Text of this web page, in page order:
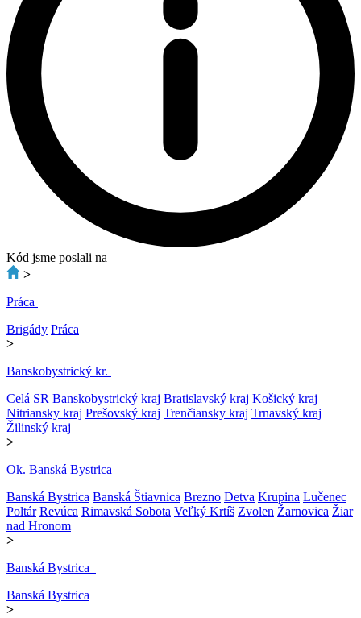
Kód jsme poslali na
>
Práca
Brigády Práca
>
Banskobystrický kr.
Celá SR Banskobystrický kraj Bratislavský kraj Košický kraj
Nitriansky kraj Prešovský kraj Trenčiansky kraj Trnavský kraj
Žilinský kraj
>
Ok. Banská Bystrica
Banská Bystrica Banská Štiavnica Brezno Detva Krupina Lučenec
Poltár Revúca Rimavská Sobota Veľký Krtíš Zvolen Žarnovica Žiar
nad Hronom
>
Banská Bystrica
Banská Bystrica
>